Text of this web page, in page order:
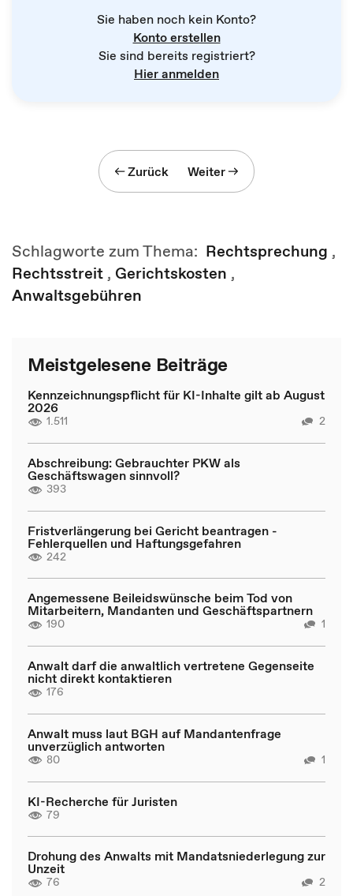
Sie haben noch kein Konto?
Konto erstellen
Sie sind bereits registriert?
Hier anmelden
Zurück Weiter
Schlagworte zum Thema: Rechtsprechung ,
Rechtsstreit , Gerichtskosten ,
Anwaltsgebühren
Meistgelesene Beiträge
Kennzeichnungspflicht für KI-Inhalte gilt ab August
2026
1.511 2
Abschreibung: Gebrauchter PKW als
Geschäftswagen sinnvoll?
393
Fristverlängerung bei Gericht beantragen -
Fehlerquellen und Haftungsgefahren
242
Angemessene Beileidswünsche beim Tod von
Mitarbeitern, Mandanten und Geschäftspartnern
190 1
Anwalt darf die anwaltlich vertretene Gegenseite
nicht direkt kontaktieren
176
Anwalt muss laut BGH auf Mandantenfrage
unverzüglich antworten
80 1
KI-Recherche für Juristen
79
Drohung des Anwalts mit Mandatsniederlegung zur
Unzeit
76 2